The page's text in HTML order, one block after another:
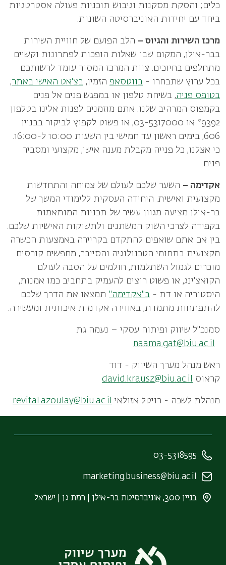
כלים; והסקת מסקנות וגיבוש תוכניות פעולה אסטרטגיות
ביחד עם יחידות האוניברסיטה השונות.
מרכז השירות והגיוס – הלב הפועם של חוויית השירות
בבר-אילן, המקום שבו שאלות הופכות לפתרונות וקשיים
מתחלפים בחיוכים. צוות המרכז המסור עומד לרשותכם
בכל ערוץ שתבחרו - בווטסאפ הזמין, בצ'אט האישי באתר,
בטופס פניה, בשיחת טלפון או במפגש פנים אל פנים
בקמפוס המרהיב שלנו. אתם מוזמנים לפנות אלינו בטלפון
9392* או 03-5317000, או פשוט לקפוץ לביקור בבניין
606, בימים ראשון עד חמישי בין השעות 10:00 ל-16:00.
כי אצלנו, כל פנייה מקבלת מענה אישי, מקצועי ומסביר
פנים.
אקדימה – השער שלכם לעולם של צמיחה והתחדשות
מקצועית ואישית. היחידה העסקית ללימודי המשך של
בר-אילן מציעה מגוון עשיר של תכניות המותאמות
בקפידה לצרכי השוק המשתנים ולתשוקות האישיות שלכם.
בין אם אתם שואפים להתקדם בקריירה באמצעות הכשרה
מקצועית בתחומי הטכנולוגיה והסייבר, מחפשים קורסים
מוכרים לגמול השתלמות, חולמים על הסבה לעולם
הקואצ'ינג, או פשוט רוצים להעמיק בתחביב כמו אמנות,
היסטוריה או דת - ב"אקדימה" תמצאו את הדרך שלכם
להתפתחות מתמדת, באווירה אקדמית איכותית ומעשירה.
סמנכ"ל שיווק ופיתוח עסקי – נעמה גת
naama.gat@biu.ac.il
ראש מנהל מערך השיווק - דוד
קראוס
david.krausz@biu.ac.il
מנהלת לשכה - רויטל אזולאי revital.azoulay@biu.ac.il
03-5318595
marketing.business@biu.ac.il
בניין 300, אוניברסיטת בר-אילן | רמת גן | ישראל